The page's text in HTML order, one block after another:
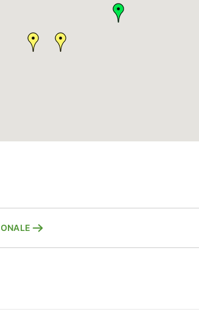
SAN DANIELE DEL FRIULI